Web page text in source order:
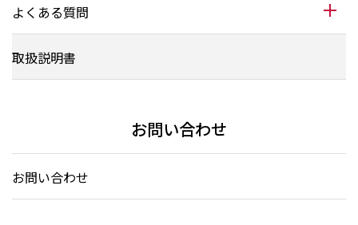
よくある質問
取扱説明書
お問い合わせ
お問い合わせ